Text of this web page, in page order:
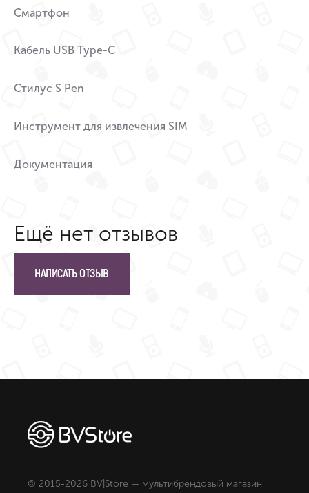
Смартфон
Кабель USB Type-C
Стилус S Pen
Инструмент для извлечения SIM
Документация
Ещё нет отзывов
НАПИСАТЬ ОТЗЫВ
© 2015-2026 BV|Store — мультибрендовый магазин